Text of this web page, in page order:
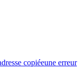
copiéeune erreur